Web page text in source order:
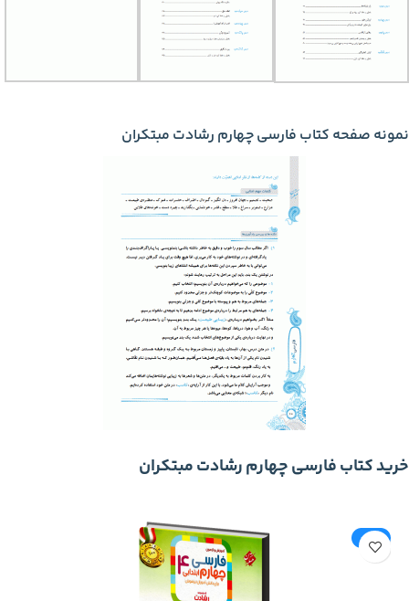
نمونه صفحه کتاب فارسی چهارم رشادت مبتکران
خرید کتاب فارسی چهارم رشادت مبتکران
-22%